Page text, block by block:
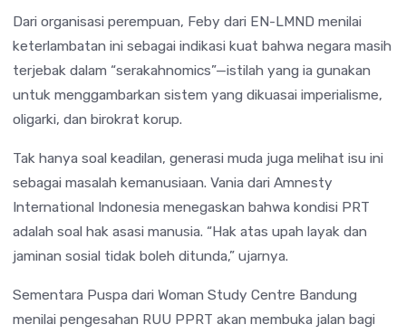
Dari organisasi perempuan, Feby dari EN-LMND menilai
keterlambatan ini sebagai indikasi kuat bahwa negara masih
terjebak dalam “serakahnomics”—istilah yang ia gunakan
untuk menggambarkan sistem yang dikuasai imperialisme,
oligarki, dan birokrat korup.
Tak hanya soal keadilan, generasi muda juga melihat isu ini
sebagai masalah kemanusiaan. Vania dari Amnesty
International Indonesia menegaskan bahwa kondisi PRT
adalah soal hak asasi manusia. “Hak atas upah layak dan
jaminan sosial tidak boleh ditunda,” ujarnya.
Sementara Puspa dari Woman Study Centre Bandung
menilai pengesahan RUU PPRT akan membuka jalan bagi